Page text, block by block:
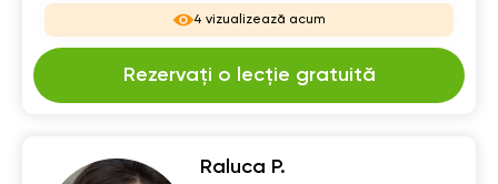
4 vizualizează acum
Rezervați o lecție gratuită
Raluca P.